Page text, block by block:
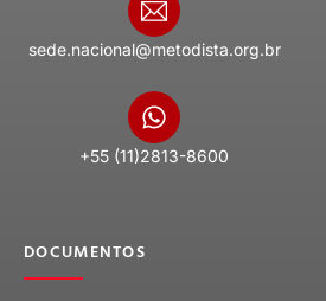
sede.nacional@metodista.org.br
+55 (11)2813-8600
DOCUMENTOS